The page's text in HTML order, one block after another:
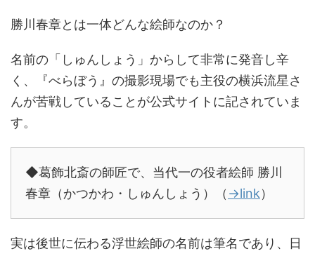
勝川春章とは一体どんな絵師なのか？
名前の「しゅんしょう」からして非常に発音し辛
く、『べらぼう』の撮影現場でも主役の横浜流星さ
んが苦戦していることが公式サイトに記されていま
す。
◆葛飾北斎の師匠で、当代一の役者絵師 勝川
春章（かつかわ・しゅんしょう）（ →link）
実は後世に伝わる浮世絵師の名前は筆名であり、日